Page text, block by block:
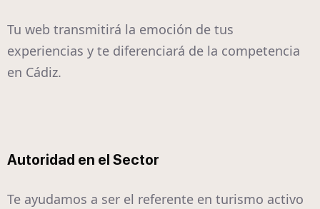
Tu web transmitirá la emoción de tus
experiencias y te diferenciará de la competencia
en Cádiz.
Autoridad en el Sector
Te ayudamos a ser el referente en turismo activo